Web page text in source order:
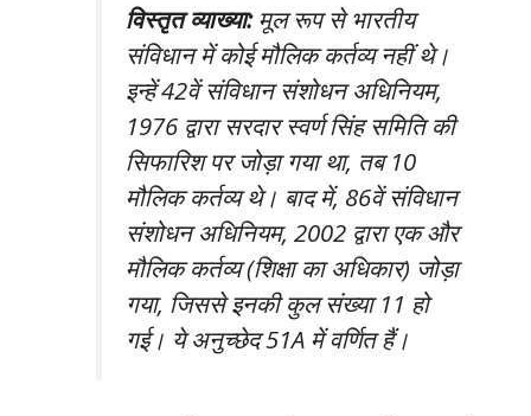
विस्तृत व्याख्या:मूल रूप से भारतीय
संविधान में कोई मौलिक कर्तव्य नहीं थे।
इन्हें 42वें संविधान संशोधन अधिनियम,
1976 द्वारा सरदार स्वर्ण सिंह समिति की
सिफारिश पर जोड़ा गया था, तब 10
मौलिक कर्तव्य थे। बाद में, 86वें संविधान
संशोधन अधिनियम, 2002 द्वारा एक और
मौलिक कर्तव्य (शिक्षा का अधिकार) जोड़ा
गया, जिससे इनकी कुल संख्या 11 हो
गई। ये अनुच्छेद 51A में वर्णित हैं।